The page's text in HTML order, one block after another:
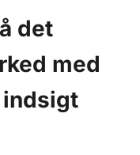
det
med